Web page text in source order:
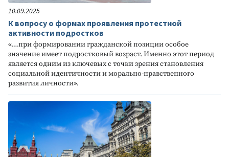
10.09.2025
К вопросу о формах проявления протестной
активности подростков
«…при формировании гражданской позиции особое
значение имеет подростковый возраст. Именно этот период
является одним из ключевых с точки зрения становления
социальной идентичности и морально-нравственного
развития личности».